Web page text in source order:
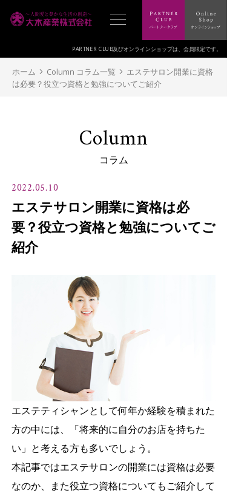
PARTNER CLUB及びオンラインショップは、会員限定です。
ホーム Column コラム一覧
エステサロン開業に資格
は必要？役立つ資格と勉強についてご紹介
Column
コラム
2022.05.10
エステサロン開業に資格は必
要？役立つ資格と勉強についてご
紹介
エステティシャンとして何年か経験を積まれた
方の中には、「将来的に自分のお店を持ちた
い」と考える方も多いでしょう。
本記事ではエステサロンの開業には資格は必要
なのか、また役立つ資格についてもご紹介して